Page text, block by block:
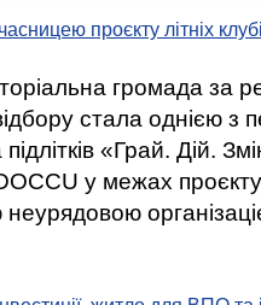
проєкту літніх
громада за
стала однією
підлітків «Грай. Дій.
у межах
неурядовою